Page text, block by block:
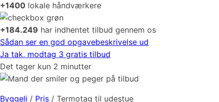
+1400 lokale håndværkere
+184.249 har indhentet tilbud gennem os
Sådan ser en god opgavebeskrivelse ud
Ja tak, modtag 3 gratis tilbud
Det tager kun 2 minutter
Byggeli / Pris / Termotag til udestue